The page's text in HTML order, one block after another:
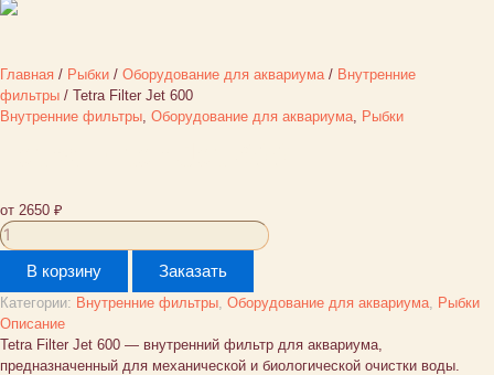
Главная / Рыбки / Оборудование для аквариума / Внутренние
фильтры / Tetra Filter Jet 600
Внутренние фильтры Оборудование для аквариума Рыбки
от 2650 ₽
Количество
товара
Tetra
Filter
Jet
600
В корзину Заказать
Категории: Внутренние фильтры Оборудование для аквариума Рыбки
Описание
Tetra Filter Jet 600 — внутренний фильтр для аквариума,
предназначенный для механической и биологической очистки воды.